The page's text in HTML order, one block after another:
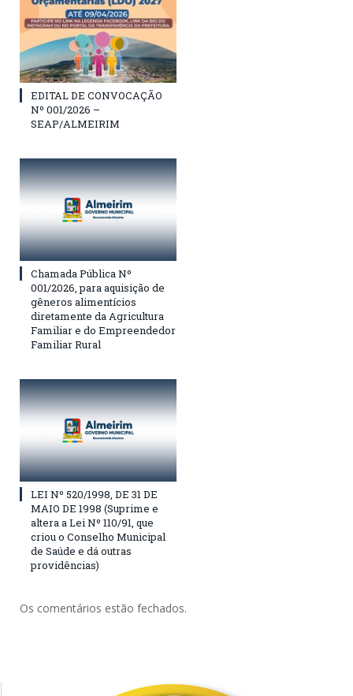
EDITAL DE CONVOCAÇÃO
Nº 001/2026 –
SEAP/ALMEIRIM
Chamada Pública Nº
001/2026, para aquisição de
gêneros alimentícios
diretamente da Agricultura
Familiar e do Empreendedor
Familiar Rural
LEI Nº 520/1998, DE 31 DE
MAIO DE 1998 (Suprime e
altera a Lei Nº 110/91, que
criou o Conselho Municipal
de Saúde e dá outras
providências)
Os comentários estão fechados.